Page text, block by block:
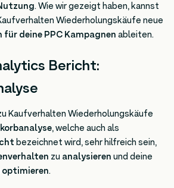
. Wie wir gezeigt haben, kannst
Wiederholungskäufe neue
für deine PPC Kampagnenableiten.
Bericht:
Kaufverhalten Wiederholungskäufe
, welche auch als
bezeichnet wird, sehr hilfreich sein,
zu analysierenund deine
optimieren.